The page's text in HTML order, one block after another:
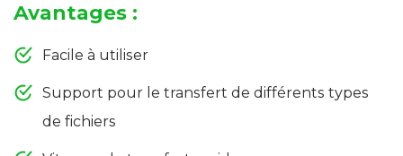
Avantages :
Facile à utiliser
Support pour le transfert de différents types
de fichiers